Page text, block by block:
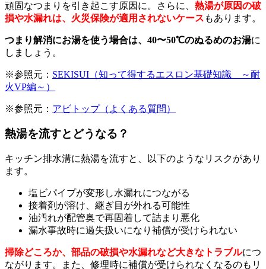
頑固なつまりを引き起こす原因に。さらに、 熱湯が原因の破
損や水漏れは、火災保険が適用されないケース もあります。
つまり解消にお湯を使う場合は、40〜50℃のぬるめのお湯に
しましょう。
※参照元： SEKISUI（知って得するエスロン基礎知識 ～耐
火VP編～）
※参照元： アビトップ（よくある質問）
熱湯を流すとどうなる？
キッチン排水溝に熱湯を流すと、以下のようなリスクがあり
ます。
塩ビパイプが変形し水漏れにつながる
接着剤が溶け、継ぎ目が外れる可能性
油汚れが配管奥で再固着して詰まり悪化
漏水事故時に過失扱いになり補償が受けられない
掃除どころか、部品の破損や水漏れなど大きなトラブルにつ
ながります。また、修理時に補償が受けられなくなるのもリ